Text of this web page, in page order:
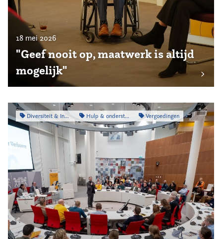
18 mei 2026
"Geef nooit op, maatwerk is altijd
mogelijk"
Diversiteit & Inclusiviteit Hulp & ondersteuning Vergoedingen